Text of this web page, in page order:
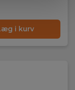
i kurv